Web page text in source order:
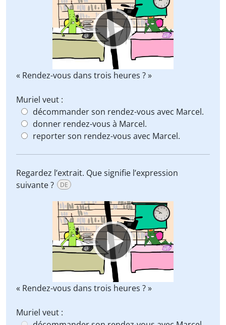
Player
« Rendez-vous dans trois heures ? »
Muriel veut :
décommander son rendez-vous avec Marcel.
donner rendez-vous à Marcel.
reporter son rendez-vous avec Marcel.
Regardez l’extrait. Que signifie l’expression
suivante ?
DE
Video
Player
« Rendez-vous dans trois heures ? »
Muriel veut :